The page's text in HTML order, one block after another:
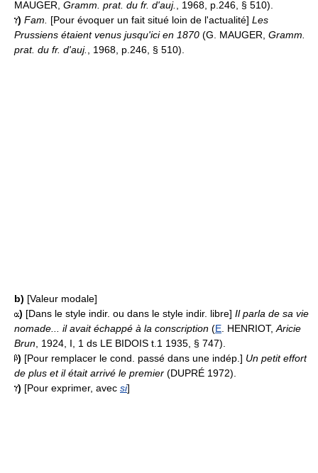
MAUGER, Gramm. prat. du fr. d'auj.
, 1968, p.246, § 510).
) Fam. [Pour évoquer un fait situé loin de l'actualité] Les
Prussiens étaient venus jusqu'ici en 1870 (G. MAUGER, Gramm.
prat. du fr. d'auj.
, 1968, p.246, § 510).
b) [Valeur modale]
) [Dans le style indir. ou dans le style indir. libre] Il parla de sa vie
nomade... il avait échappé à la conscription (E . HENRIOT, Aricie
Brun , 1924, I, 1 ds LE BIDOIS t.1 1935, § 747).
) [Pour remplacer le cond. passé dans une indép.] Un petit effort
de plus et il était arrivé le premier (DUPRÉ 1972).
) [Pour exprimer, avec si]